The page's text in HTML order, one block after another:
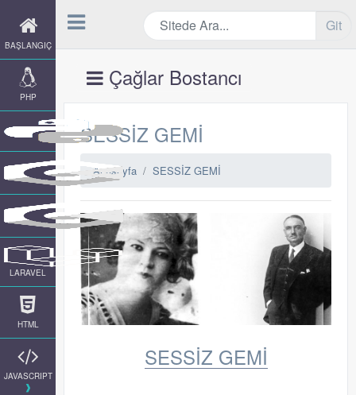
BAŞLANGIÇ
PHP
LARAVEL
HTML
JAVASCRIPT
Git
Çağlar Bostancı
SESSİZ GEMİ
Anasayfa SESSİZ GEMİ
SESSİZ GEMİ